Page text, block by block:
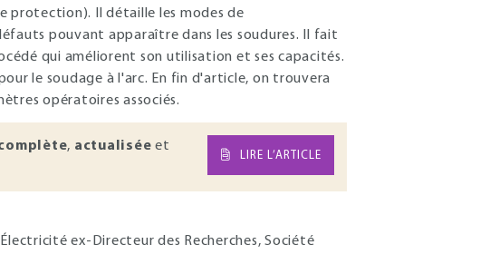
protection). Il détaille les modes de
pouvant apparaître dans les soudures. Il fait
qui améliorent son utilisation et ses capacités.
le soudage à l'arc. En fin d'article, on trouvera
opératoires associés.
, actualisée et
LIRE L’ARTICLE
ex-Directeur des Recherches, Société